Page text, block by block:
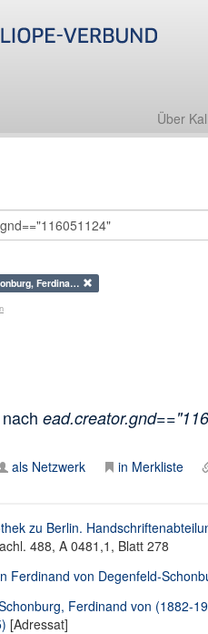
Über
Ferdina…
als Netzwerk in Merkliste
zu Berlin.
488, A 0481,1, Blatt 278
Ferdinand von Degenfeld-
Ferdinand von (1882-
[Adressat]